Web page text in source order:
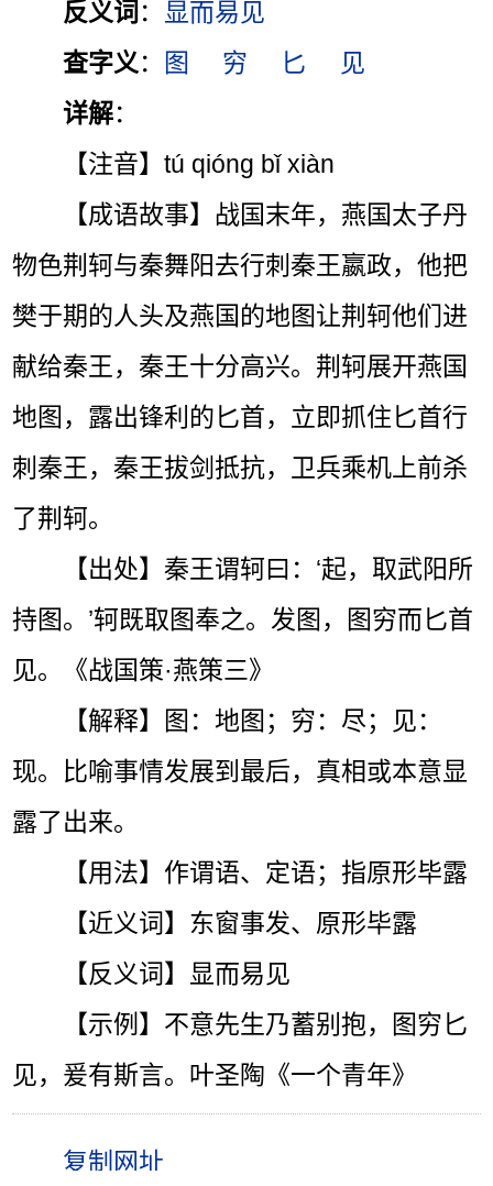
反义词 ：
显而易见
查字义 ： 图 穷 匕
见
详解：
【注音】tú qióng bǐ xiàn
【成语故事】战国末年，燕国太子丹
物色荆轲与秦舞阳去行刺秦王嬴政，他把
樊于期的人头及燕国的地图让荆轲他们进
献给秦王，秦王十分高兴。荆轲展开燕国
地图，露出锋利的匕首，立即抓住匕首行
刺秦王，秦王拔剑抵抗，卫兵乘机上前杀
了荆轲。
【出处】秦王谓轲曰：‘起，取武阳所
持图。’轲既取图奉之。发图，图穷而匕首
见。《战国策·燕策三》
【解释】图：地图；穷：尽；见：
现。比喻事情发展到最后，真相或本意显
露了出来。
【用法】作谓语、定语；指原形毕露
【近义词】东窗事发、原形毕露
【反义词】显而易见
【示例】不意先生乃蓄别抱，图穷匕
见，爰有斯言。叶圣陶《一个青年》